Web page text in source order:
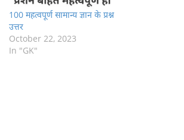
100 महत्वपूर्ण सामान्य ज्ञान के प्रश्न
उत्तर
October 22, 2023
In "GK"